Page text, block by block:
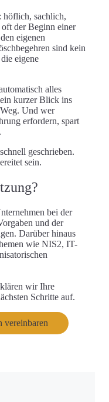
höflich, sachlich,
der Beginn einer
eigenen
sind kein
eigene
alles
kurzer Blick ins
Und wer
erfordern, spart
geschrieben.
sein.
bei der
und der
Darüber hinaus
wie NIS2, IT-
klären wir Ihre
Schritte auf.
vereinbaren